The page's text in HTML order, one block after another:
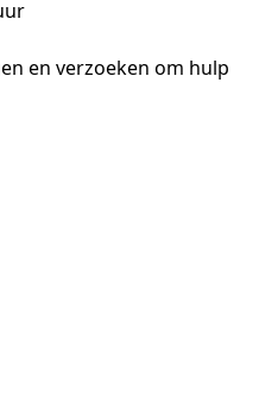
en verzoeken om hulp